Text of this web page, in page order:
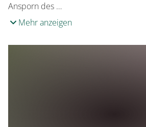
Ansporn des …
Mehr anzeigen